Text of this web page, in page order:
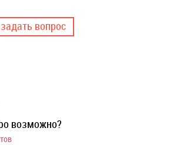
задать вопрос
возможно?